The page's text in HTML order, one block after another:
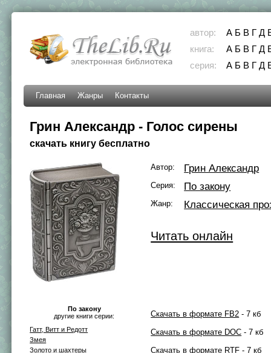
автор: А Б В Г Д
книга:
А Б В Г Д
серия:
А Б В Г Д
Главная Жанры Контакты
Грин Александр - Голос сирены
скачать книгу бесплатно
По закону
другие книги серии:
Гатт, Витт и Редотт
Змея
Золото и шахтеры
Автор: Грин Александр
Серия: По закону
Жанр: Классическая
Читать онлайн
Скачать в формате FB2 - 7 кб
Скачать в формате DOC - 7 кб
Скачать в формате RTF - 7 кб